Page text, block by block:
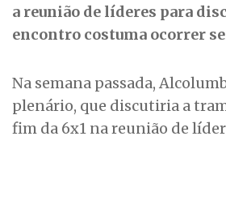
a reunião de líderes para
encontro costuma ocorrer
Na semana passada,
plenário, que discutiria a
fim da 6x1 na reunião de